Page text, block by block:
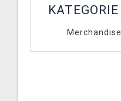
KATEGORIE
Merchandise